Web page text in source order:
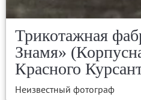
Трикотажная
Знамя»
Красного
Неизвестный фотограф